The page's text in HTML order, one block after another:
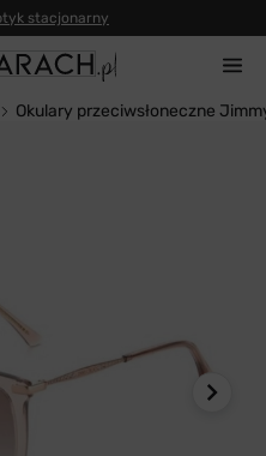
Okulary przeciwsłoneczne